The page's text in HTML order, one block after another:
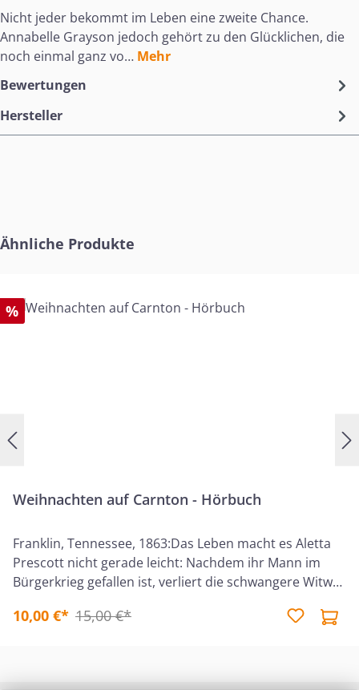
Nicht jeder bekommt im Leben eine zweite Chance.
Annabelle Grayson jedoch gehört zu den Glücklichen, die
noch einmal ganz vo… Mehr
Bewertungen
Hersteller
Produktgalerie überspringen
Ähnliche Produkte
%
Weihnachten auf Carnton - Hörbuch
Franklin, Tennessee, 1863:Das Leben macht es Aletta
Prescott nicht gerade leicht: Nachdem ihr Mann im
Bürgerkrieg gefallen ist, verliert die schwangere Witwe
sie jetzt für sich und ihren ungestümen kleinen Sohn
Weg dorthin. Aletta kann nicht ahnen, welche
10,00 €* 15,00 €*